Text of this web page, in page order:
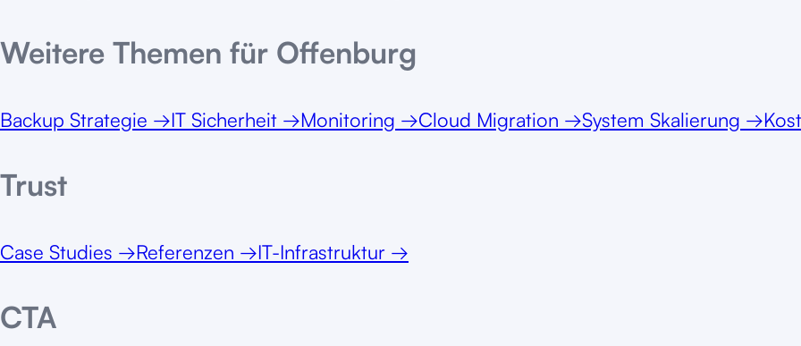
Weitere Themen für Offenburg
Backup Strategie →IT Sicherheit →Monitoring →Cloud Migration →System Skalierung →
Trust
Case Studies →Referenzen →IT-Infrastruktur →
CTA